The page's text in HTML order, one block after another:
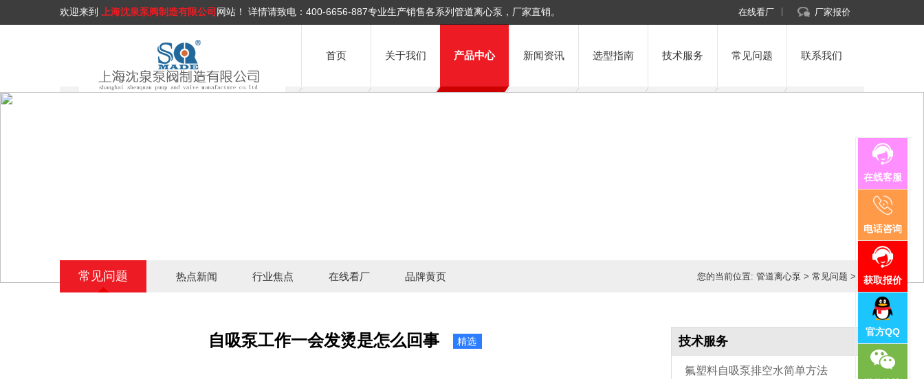
欢迎来到 上海沈泉泵阀制造有限公司 网站！ 详情请致电： 400-6656-887专业生产销售各系列管道离心泵，厂家直销。 在线看厂 厂家报价
首页 关于我们 产品中心 新闻资讯 选型指南 技术服务 常见问题 联系我们
在线客服
电话咨询
获取报价
官方QQ
常见问题 热点新闻 行业焦点 在线看厂 品牌黄页 您的当前位置:管道离心泵 >常见问题 >
自吸泵工作一会发烫是怎么回事 精选 技术服务
氟塑料自吸泵排空水简单方法